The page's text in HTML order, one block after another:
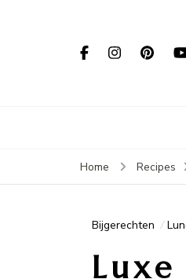
Home Recipes
Bijgerechten